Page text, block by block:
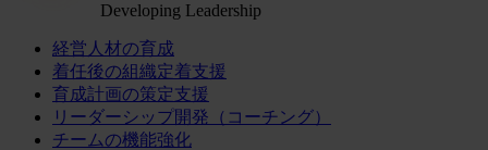
Developing Leadership
経営人材の育成
着任後の組織定着支援
育成計画の策定支援
リーダーシップ開発（コーチング）
チームの機能強化